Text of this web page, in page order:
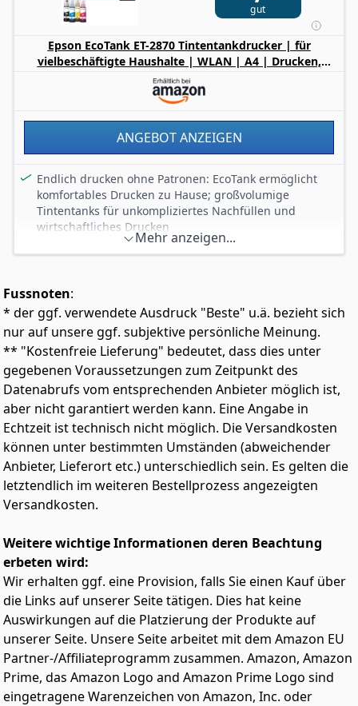
Papierkapazität: 150-Blatt-Papierkassette für weniger
häufiges Nachfüllen
Tintenreichweite: Tinte für bis zu 200 Seiten in Schwarz
und Farbe, Tinte für bis zu 500 Seiten in Schwarz und
Farbe erhältlich
Multifunktionalität: 3-in-1 Gerät zum Drucken, Scannen
und Kopieren in einem kompakten Design
gut
Epson EcoTank ET-2870 Tintentankdrucker | für
vielbeschäftigte Haushalte | WLAN | A4 | Drucken,
Kopieren, Scannen | 3.7 cm LCD-Display | inkl. Tinte für
bis zu 3 Jahre
ANGEBOT ANZEIGEN
Endlich drucken ohne Patronen: EcoTank ermöglicht
komfortables Drucken zu Hause; großvolumige
Tintentanks für unkompliziertes Nachfüllen und
wirtschaftliches Drucken
Weiter sparen: bis zu 90% Tintenkosten reduzieren;
zu 4,500 Seiten s/w und 7,500 Seiten Farbe*: das
entspricht bis zu 72 Tintenpatronen!
Epson Smart Panel-App: per App den Drucker über Ihr
Smart-Gerät bedienen: Dokumente und Fotos drucken,
kopieren und scannen, Ihren Drucker einrichten und
steuern, Fehler beheben und Ihrer Kreativität dank
einer Vielzahl von Vorlagen freien Lauf lassen
Voller Funktionen: dank 3,7 cm Farb-LCD-Anzeige,
Papierkassette für 100 Blatt an der Rückseite,
randlosen Fotodrucks (bis zu 10 x 15 cm) und
Druckgeschwindigkeiten von bis zu 10 Seiten/Minute
erledigen Sie problemlos und schnell zahlreiche
Aufgaben
Moderne Flexibilität: dank des kompakten Designs und
Direct können Sie diesen Drucker problemlos in Ihr
Zuhause integrieren und über Handys, Tablets und
Laptops drucken
Heat-Free-Technologie: weniger Wartung aufgrund der
innovativen Micro Piezo Heat-Free Technology, die die
Anzahl der Benutzereingriffe reduziert; zeitgleich
senken Sie Ihren Stromverbrauch; der Druckkopf ist
vorinstalliert für eine problemlose Einrichtung
* Siehe Fußnoten 1-15 auf der Epson EcoTank-
Webseite.
Mehr anzeigen...
Fussnoten:
* der ggf. verwendete Ausdruck "Beste" u.ä. bezieht sich
nur auf unsere ggf. subjektive persönliche Meinung.
** "Kostenfreie Lieferung" bedeutet, dass dies unter
gegebenen Voraussetzungen zum Zeitpunkt des
Datenabrufs vom entsprechenden Anbieter möglich ist,
aber nicht garantiert werden kann. Eine Angabe in
Echtzeit ist technisch nicht möglich. Die Versandkosten
können unter bestimmten Umständen (abweichender
Anbieter, Lieferort etc.) unterschiedlich sein. Es gelten die
letztendlich im weiteren Bestellprozess angezeigten
Versandkosten.
Weitere wichtige Informationen deren Beachtung
erbeten wird:
Wir erhalten ggf. eine Provision, falls Sie einen Kauf über
die Links auf unserer Seite tätigen. Dies hat keine
Auswirkungen auf die Platzierung der Produkte auf
unserer Seite. Unsere Seite arbeitet mit dem Amazon EU
Partner-/Affiliateprogramm zusammen. Amazon, Amazon
Prime, das Amazon Logo and Amazon Prime Logo sind
eingetragene Warenzeichen von Amazon, Inc. oder